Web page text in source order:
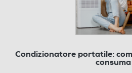
Condizionatore portatile:
consuma